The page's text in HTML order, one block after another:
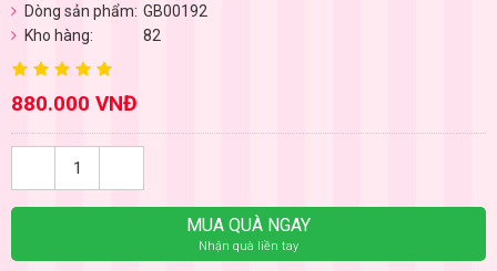
Dòng sản phẩm: GB00192
Kho hàng:
82
880.000 VNĐ
MUA QUÀ NGAY
Nhận quà liền tay